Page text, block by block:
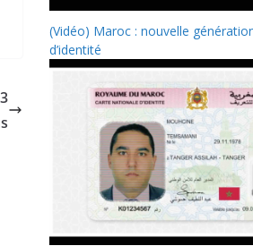
(Vidéo) Maroc : nouvelle
d’identité